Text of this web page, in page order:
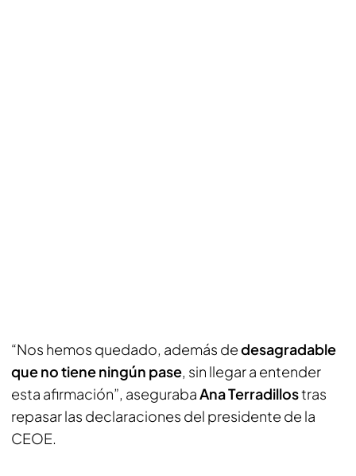
“Nos hemos quedado, además dedesagradable
que no tiene ningún pase, sin llegar a entender
esta afirmación”, asegurabaAna Terradillostras
repasar las declaraciones del presidente de la
CEOE.